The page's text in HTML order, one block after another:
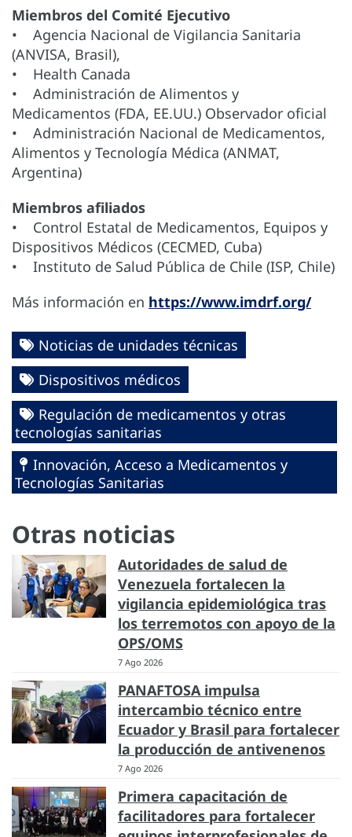
Miembros del Comité Ejecutivo
• Agencia Nacional de Vigilancia Sanitaria
(ANVISA, Brasil),
• Health Canada
• Administración de Alimentos y
Medicamentos (FDA, EE.UU.) Observador oficial
• Administración Nacional de Medicamentos,
Alimentos y Tecnología Médica (ANMAT,
Argentina)
Miembros afiliados
• Control Estatal de Medicamentos, Equipos y
Dispositivos Médicos (CECMED, Cuba)
• Instituto de Salud Pública de Chile (ISP, Chile)
Más información en https://www.imdrf.org/
Noticias de unidades técnicas
Dispositivos médicos
Regulación de medicamentos y otras
tecnologías sanitarias
Innovación, Acceso a Medicamentos y
Tecnologías Sanitarias
Otras noticias
Autoridades de salud de
Venezuela fortalecen la
vigilancia epidemiológica tras
los terremotos con apoyo de la
OPS/OMS
7 Ago 2026
PANAFTOSA impulsa
intercambio técnico entre
Ecuador y Brasil para fortalecer
la producción de antivenenos
7 Ago 2026
Primera capacitación de
facilitadores para fortalecer